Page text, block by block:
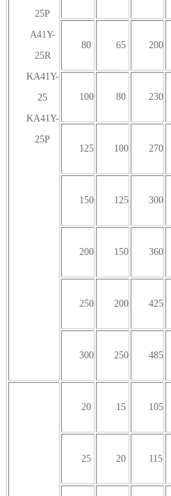
25P
A41Y-
25R
KA41Y-
25
KA41Y-
25P
80 65 200
100 80 230
125 100 270
150 125 300
200 150 360
250 200 425
300 250 485
20 15 105
25 20 115